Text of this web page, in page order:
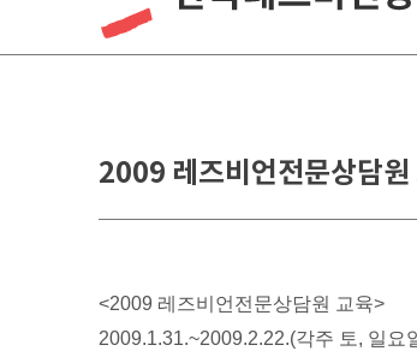
2009 레즈비언전문상담
<2009 레즈비언전문상담원 교육>
2009.1.31.~2009.2.22.(각주 토, 일요